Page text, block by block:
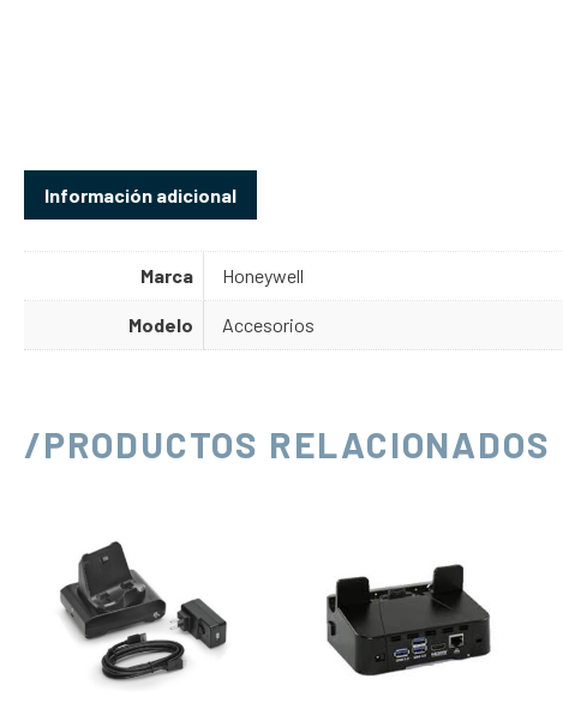
Información adicional
Marca Honeywell
Modelo Accesorios
/PRODUCTOS RELACIONADOS